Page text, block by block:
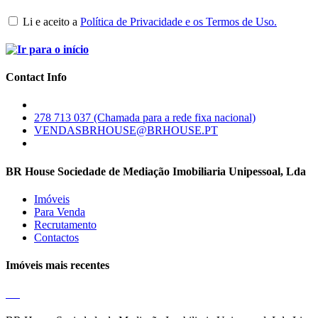
Li e aceito a Política de Privacidade e os Termos de Uso.
Contact Info
278 713 037 (Chamada para a rede fixa nacional)
VENDASBRHOUSE@BRHOUSE.PT
BR House Sociedade de Mediação Imobiliaria Unipessoal, Lda
Imóveis
Para Venda
Recrutamento
Contactos
Imóveis mais recentes